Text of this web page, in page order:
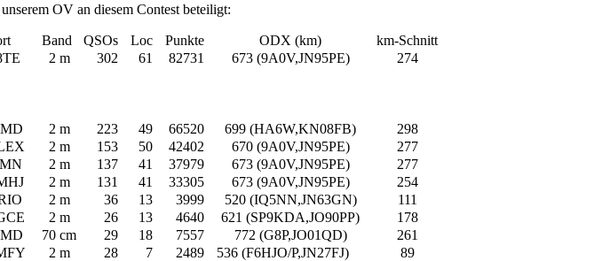
OV an diesem Contest beteiligt:
Band QSOs Loc Punkte ODX (km)
km-Schnitt
2 m 302 61 82731 673 (9A0V,JN95PE)
274
2 m 223 49 66520 699 (HA6W,KN08FB)
298
2 m 153 50 42402 670 (9A0V,JN95PE)
277
2 m 137 41 37979 673 (9A0V,JN95PE)
277
2 m 131 41 33305 673 (9A0V,JN95PE)
254
2 m 36 13 3999 520 (IQ5NN,JN63GN)
111
2 m 26 13 4640 621 (SP9KDA,JO90PP)
178
70 cm 29 18 7557 772 (G8P,JO01QD)
261
2 m 28 7 2489 536 (F6HJO/P,JN27FJ)
89